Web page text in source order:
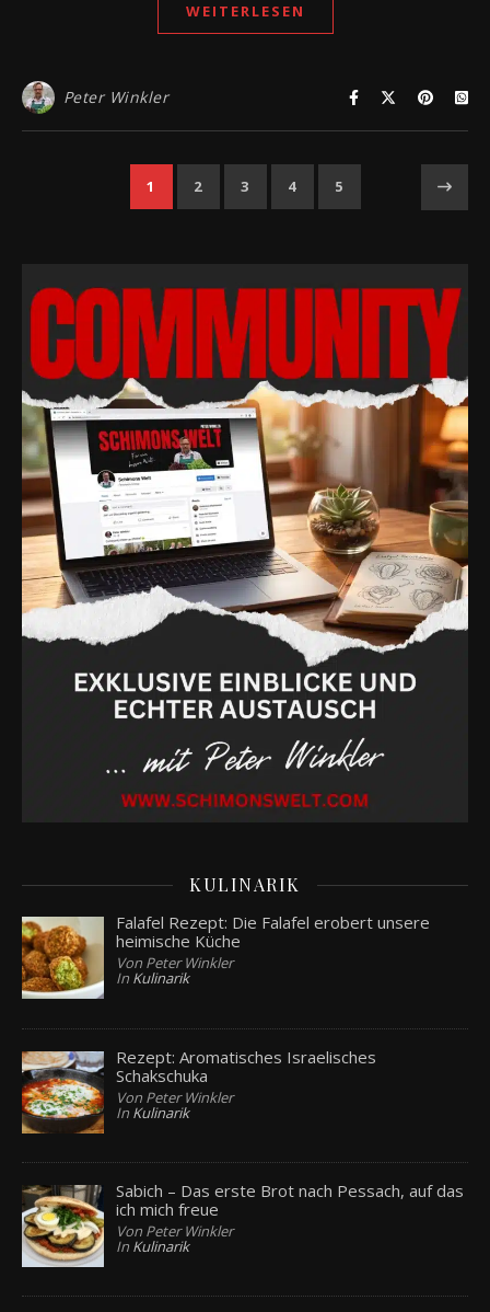
WEITERLESEN
Peter Winkler
1 2 3 4 5
KULINARIK
Falafel Rezept: Die Falafel erobert unsere
heimische Küche
Von Peter Winkler
In Kulinarik
Rezept: Aromatisches Israelisches
Schakschuka
Von Peter Winkler
In Kulinarik
Sabich – Das erste Brot nach Pessach, auf das
ich mich freue
Von Peter Winkler
In Kulinarik